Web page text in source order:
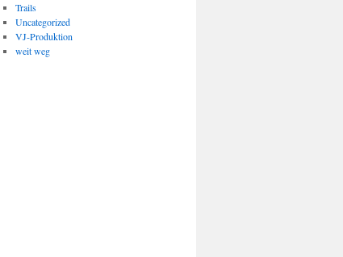
Trails
Uncategorized
VJ-Produktion
weit weg